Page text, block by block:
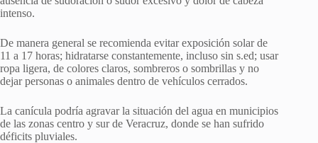
intenso.
De manera general se recomienda evitar exposición solar de
11 a 17 horas; hidratarse constantemente, incluso sin s.ed; usar
ropa ligera, de colores claros, sombreros o sombrillas y no
dejar personas o animales dentro de vehículos cerrados.
La canícula podría agravar la situación del agua en municipios
de las zonas centro y sur de Veracruz, donde se han sufrido
déficits pluviales.